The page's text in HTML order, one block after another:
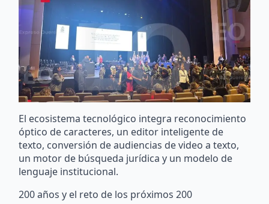
El ecosistema tecnológico integra reconocimiento
óptico de caracteres, un editor inteligente de
texto, conversión de audiencias de video a texto,
un motor de búsqueda jurídica y un modelo de
lenguaje institucional.
200 años y el reto de los próximos 200